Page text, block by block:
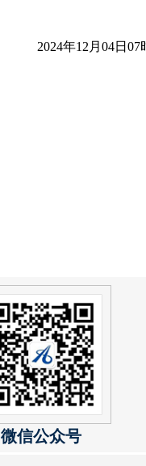
2024年12月04日
微信公众号